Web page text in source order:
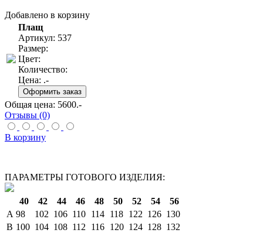
Добавлено в корзину
Плащ
Артикул: 537
Размер:
Цвет:
Количество:
Цена: .-
Общая цена: 5600.-
Отзывы (0)
В корзину
ПАРАМЕТРЫ ГОТОВОГО ИЗДЕЛИЯ:
40 42 44 46 48 50 52 54
56
A 98 102 106 110 114 118 122 126 130
B 100 104 108 112 116 120 124 128 132